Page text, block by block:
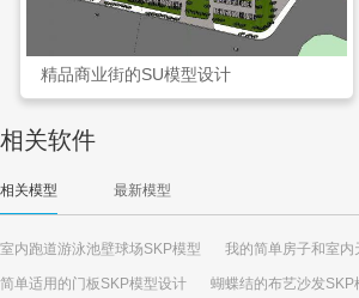
精品商业街的SU模型设计
相关软件
相关模型 最新模型
室内跑道游泳池壁球场SKP模型 我的简单房子和室内
简单适用的门板SKP模型设计 蝴蝶结的布艺沙发SKP